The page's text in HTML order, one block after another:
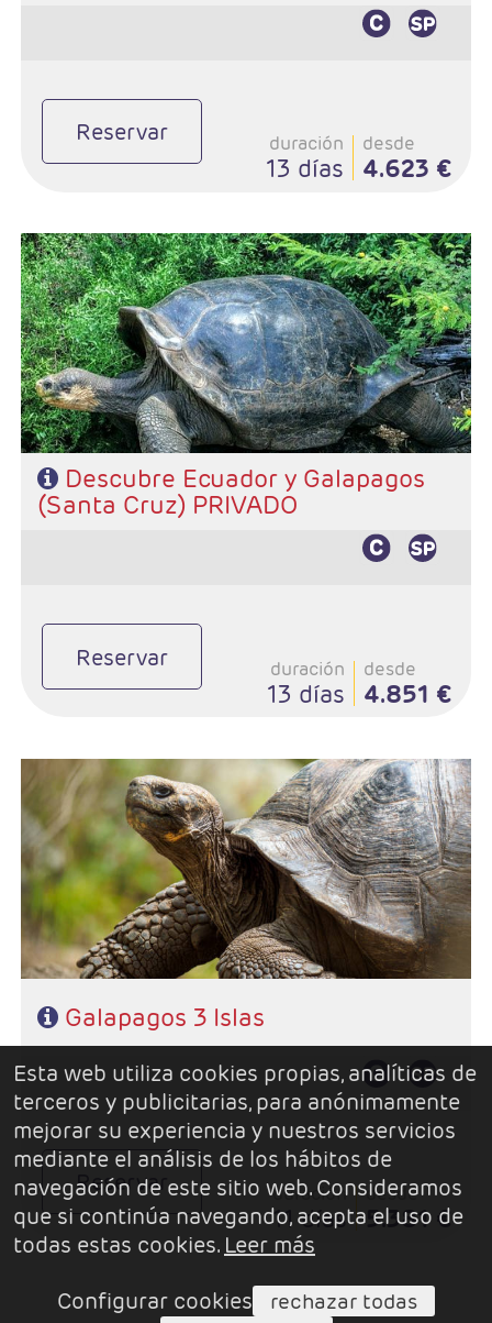
Reservar duración
13 días
desde
4.623 €
- Salidas: Diarias
- Ruta: 2 noches Quito, 1 noche Otavalo, 1 noche Riobamba, 2
noches Cuenca, 1 noche Guayaquil , 3 noches Santa Cruz y 1
noche Guayaquil.
- Categoría hotelera: Standard o superior
- Régimen: Según programa
Descubre Ecuador y Galapagos
(Santa Cruz) PRIVADO
Reservar duración
13 días
desde
4.851 €
- Salidas: Diarias
- Ruta: 2 Guayaquil, 3 noches Santa Cruz y 2 noches San Cristobal
- Categoría hotelera: Turista, Turista Superior, Primera y Lujo
- Régimen: Pensión completa
Galapagos 3 Islas
Reservar duración
11 días
desde
5.381 €
Esta web utiliza cookies propias, analíticas de
terceros y publicitarias, para anónimamente
mejorar su experiencia y nuestros servicios
mediante el análisis de los hábitos de
navegación de este sitio web. Consideramos
que si continúa navegando, acepta el uso de
todas estas cookies. Leer más
Configurar cookies
rechazar todas